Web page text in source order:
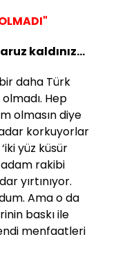
kaldınız...
daha Türk
Hep
olmasın diye
korkuyorlar
yüz küsür
adam rakibi
yırtınıyor.
Ama o da
baskı ile
menfaatleri